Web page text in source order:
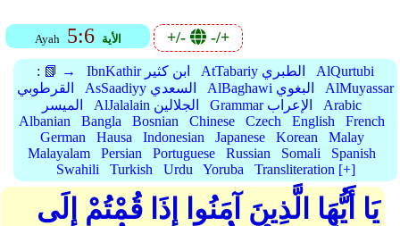
Ayah 5:6 الأية +/- -/+
: 📗 → IbnKathir ابن كثير AtTabariy الطبري
AlQurtubi
القرطوبي
AsSaadiyy السعدي AlBaghawi البغوي
AlMuyassar
الميسر
AlJalalain الجلالين Grammar الإعراب
Arabic
Albanian
Bangla Bosnian Chinese Czech English
French
German
Hausa Indonesian Japanese Korean
Malay
Malayalam
Persian Portuguese Russian Somali
Spanish
Swahili
Turkish Urdu Yoruba Transliteration [+]
يَا أَيُّهَا الَّذِينَ آمَنُوا إِذَا قُمْتُمْ إِلَى